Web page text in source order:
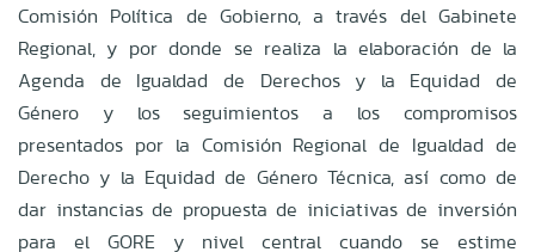
Comisión Política de Gobierno, a través del Gabinete
Regional, y por donde se realiza la elaboración de la
Agenda de Igualdad de Derechos y la Equidad de
Género y los seguimientos a los compromisos
presentados por la Comisión Regional de Igualdad de
Derecho y la Equidad de Género Técnica, así como de
dar instancias de propuesta de iniciativas de inversión
para el GORE y nivel central cuando se estime